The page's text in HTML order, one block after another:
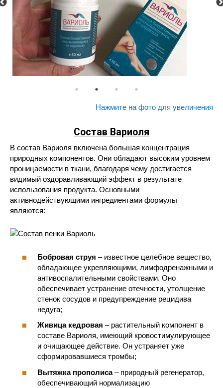
Нажмите на фото для увеличения
Состав Вариоля
В состав Вариоля включена большая концентрация
природных компонентов. Они обладают высоким уровнем
проницаемости в ткани, благодаря чему достигается
видимый оздоравливающий эффект в результате
использования продукта. Основными
активнодействующими ингредиентами формулы
являются:
Бобровая струя – известное целебное вещество,
обладающее укрепляющими, лимфодренажными и
антивоспалительными свойствами. Оно
обеспечивает устранение отечности, утолщение
стенок сосудов и предупреждение рецидива
недуга;
Живица кедровая – растительный компонент в
составе Вариоля, имеющий кровостимулирующее
и очищающее действие. Он устраняет уже
сформировавшиеся тромбы;
Вытяжка прополиса– природный регенератор,
обеспечивающий нормализацию